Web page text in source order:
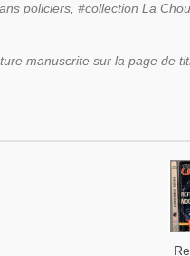
policiers, #collection La
manuscrite sur la page de